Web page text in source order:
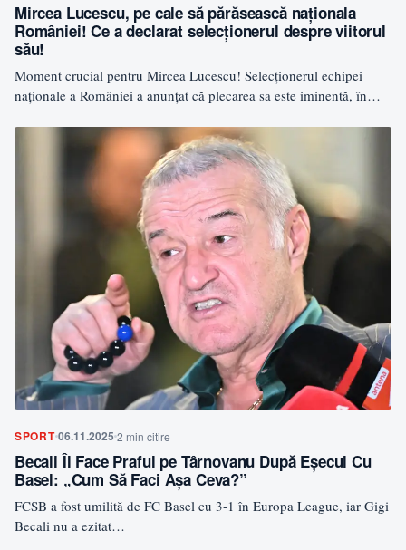
Mircea Lucescu, pe cale să părăsească naționala
României! Ce a declarat selecționerul despre viitorul
său!
Moment crucial pentru Mircea Lucescu! Selecționerul echipei
naționale a României a anunțat că plecarea sa este iminentă, în…
SPORT06.11.2025 2 min citire
Becali Îl Face Praful pe Târnovanu După Eșecul Cu
Basel: „Cum Să Faci Așa Ceva?”
FCSB a fost umilită de FC Basel cu 3-1 în Europa League, iar Gigi
Becali nu a ezitat…